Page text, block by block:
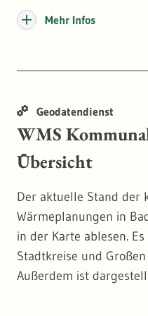
lokale Modelle.
physikalischer
Verschiedene
einer Vorlage“ können
Kartenübersichten sind
Angebotes. Die
georeferenziert
und 1:200.000
Mehr Infos
Geodatendienst
WMS
Übersicht
Der aktuelle Stand der
Wärmeplanungen in
in der Karte ablesen.
Stadtkreise und
Außerdem ist